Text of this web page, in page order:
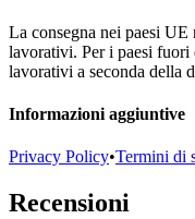
La consegna nei paesi
lavorativi. Per i paesi
lavorativi a seconda della
Informazioni aggiuntive
Privacy Policy•Termini di
Recensioni